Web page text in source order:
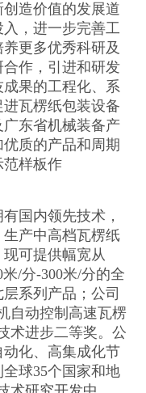
造价值的发展道
，进一步完善工
更多优秀科研及
作，引进和研发
果的工程化、系
瓦楞纸包装设备
东省机械装备产
质的产品和周期
范样板作
国内领先技术，
产中高档瓦楞纸
可提供幅宽从
米/分-300米/分的全
系列产品；公司
自动控制高速瓦楞
术进步二等奖。公
化、高集成化节
球35个国家和地